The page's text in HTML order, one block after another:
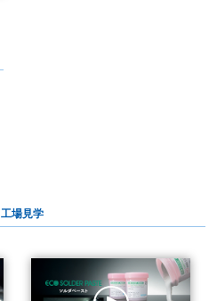
工場見学